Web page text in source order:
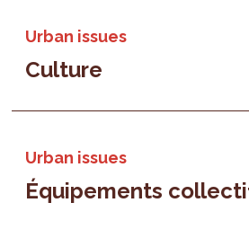
Urban issues
Culture
Urban issues
Équipements